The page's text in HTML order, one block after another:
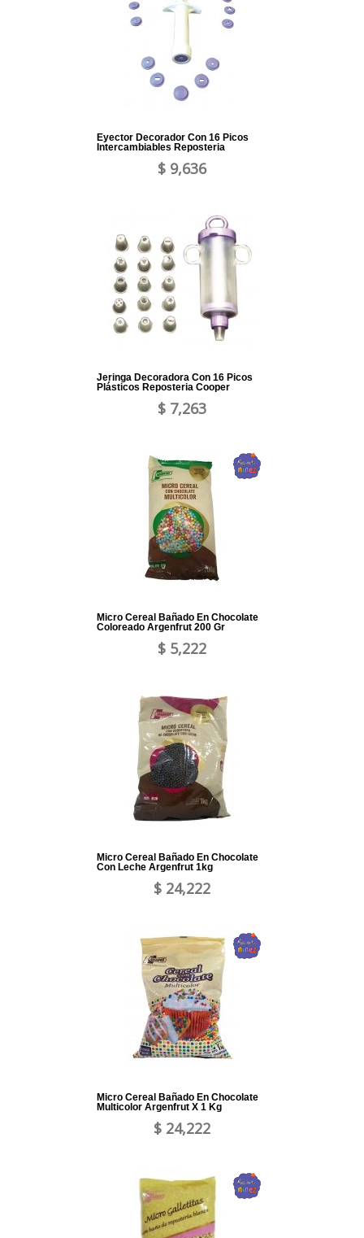
Eyector Decorador Con 16 Picos
Intercambiables Reposteria
$ 9,636
Jeringa Decoradora Con 16 Picos
Plásticos Reposteria Cooper
$ 7,263
Micro Cereal Bañado En Chocolate
Coloreado Argenfrut 200 Gr
$ 5,222
Micro Cereal Bañado En Chocolate
Con Leche Argenfrut 1kg
$ 24,222
Micro Cereal Bañado En Chocolate
Multicolor Argenfrut X 1 Kg
$ 24,222